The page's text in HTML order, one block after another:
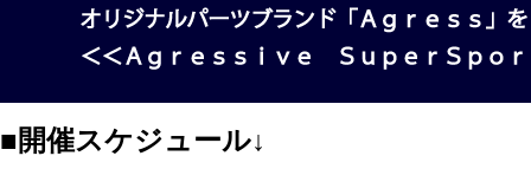
■開催スケジュール↓